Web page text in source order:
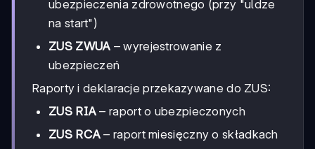
ubezpieczenia zdrowotnego (przy "uldze
na start")
ZUS ZWUA – wyrejestrowanie z
ubezpieczeń
Raporty i deklaracje przekazywane do ZUS:
ZUS RIA – raport o ubezpieczonych
ZUS RCA – raport miesięczny o składkach